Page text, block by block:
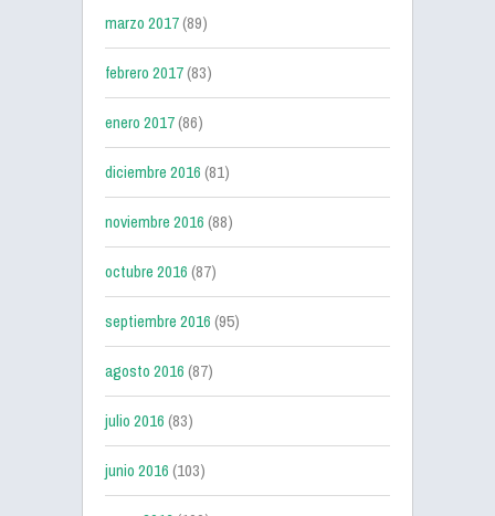
marzo 2017(89)
febrero 2017(83)
enero 2017(86)
diciembre 2016(81)
noviembre 2016(88)
octubre 2016(87)
septiembre 2016(95)
agosto 2016(87)
julio 2016(83)
junio 2016(103)